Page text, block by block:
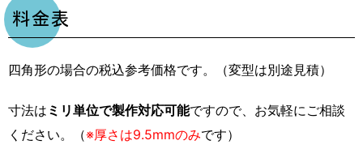
料金表
四角形の場合の税込参考価格です。（変型は別途見積）
寸法は ミリ単位で製作対応可能ですので、お気軽にご相談
ください。（※厚さは9.5mmのみです）